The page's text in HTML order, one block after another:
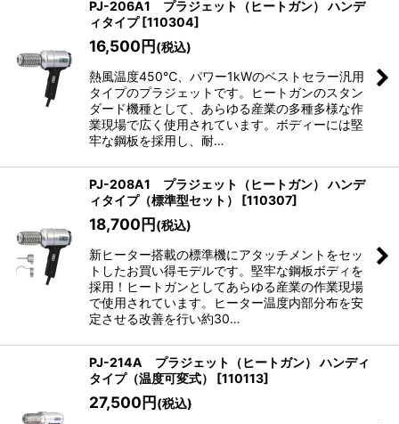
PJ-206A1 プラジェット（ヒートガン） ハンデ
ィタイプ [110304]
16,500円(税込)
熱風温度450℃、パワー1kWのベストセラー汎用
タイプのプラジェットです。ヒートガンのスタン
ダード機種として、あらゆる産業の多種多様な作
業現場で広く使用されています。ボディーには堅
牢な鋼板を採用し、耐…
PJ-208A1 プラジェット（ヒートガン） ハンデ
ィタイプ（標準型セット）
[110307]
18,700円(税込)
新ヒーター搭載の標準機にアタッチメントをセッ
トしたお買い得モデルです。堅牢な鋼板ボディを
採用！ヒートガンとしてあらゆる産業の作業現場
で使用されています。ヒーター温度内部分布を安
定させる改善を行い約30…
PJ-214A プラジェット（ヒートガン） ハンディ
タイプ（温度可変式）
[110113]
27,500円(税込)